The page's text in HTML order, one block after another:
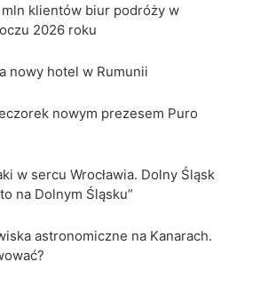
mln klientów biur podróży w
2026 roku
nowy hotel w Rumunii
nowym prezesem Puro
w sercu Wrocławia. Dolny Śląsk
na Dolnym Śląsku”
astronomiczne na Kanarach.